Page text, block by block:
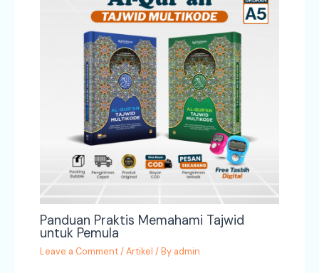
Panduan Praktis Memahami Tajwid
untuk Pemula
Leave a Comment /Artikel / By admin